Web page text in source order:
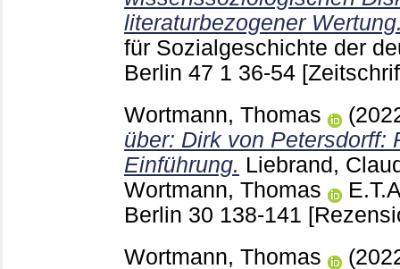
literaturbezogener
für Sozialgeschichte der
Berlin 47 1 36-54
Wortmann, Thomas
über: Dirk von Petersdorff:
Einführung. Liebrand,
Wortmann, Thomas
Berlin 30 138-141
Wortmann, Thomas